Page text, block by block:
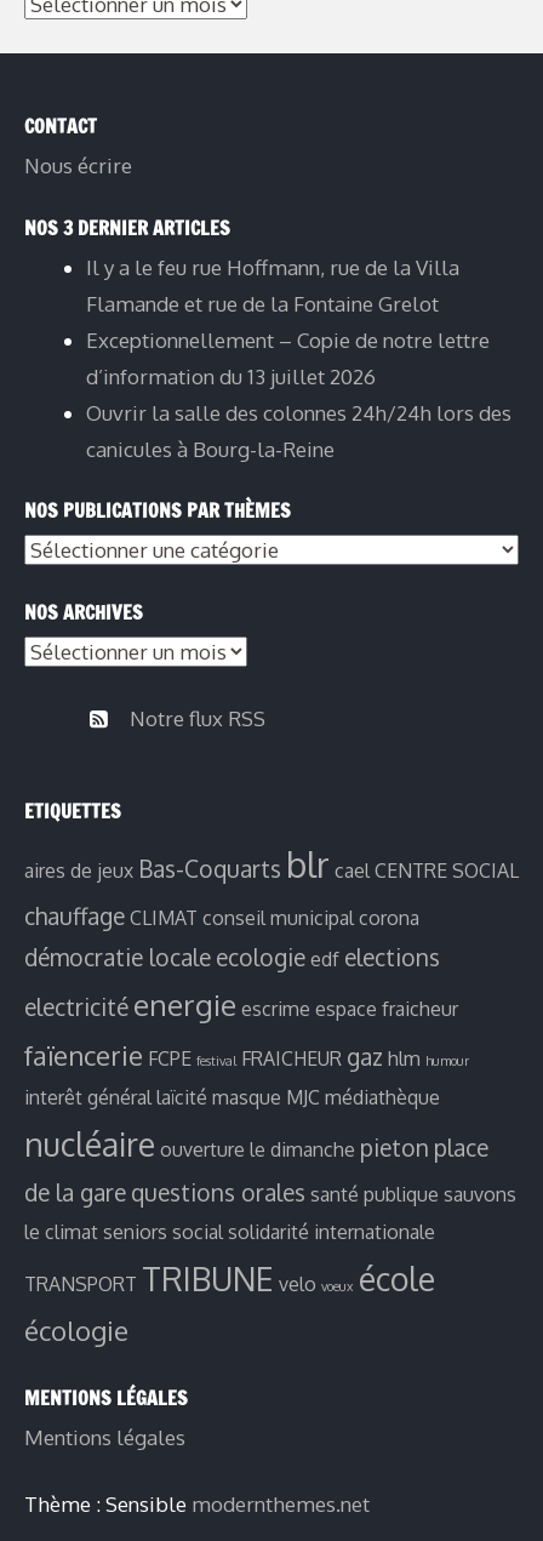
CONTACT
Nous écrire
NOS 3 DERNIER ARTICLES
Il y a le feu rue Hoffmann, rue de la Villa
Flamande et rue de la Fontaine Grelot
Exceptionnellement – Copie de notre lettre
d’information du 13 juillet 2026
Ouvrir la salle des colonnes 24h/24h lors des
canicules à Bourg-la-Reine
NOS PUBLICATIONS PAR THÈMES
Nos
par
thèmes
NOS ARCHIVES
Nos
Notre flux RSS
ETIQUETTES
aires de jeux Bas-Coquarts blr cael CENTRE SOCIAL
chauffage CLIMAT conseil municipal corona
démocratie locale ecologie edf elections
electricité energie escrime espace fraicheur
faïencerie FCPE festival FRAICHEUR gaz hlm humour
interêt général laïcité masque MJC médiathèque
nucléaire ouverture le dimanche pieton place
de la gare questions orales santé publique sauvons
le climat seniors social solidarité internationale
TRANSPORT TRIBUNE velo voeux école
écologie
MENTIONS LÉGALES
Mentions légales
Thème : Sensible modernthemes.net